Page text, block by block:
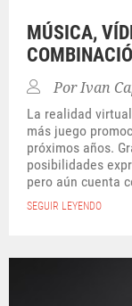
MÚSICA,
PorIvan
La realidad
más juego
próximos años.
posibilidades
pero aún cuenta
SEGUIR LEYENDO